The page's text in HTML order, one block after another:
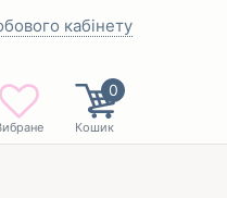
кабінету
0
Кошик